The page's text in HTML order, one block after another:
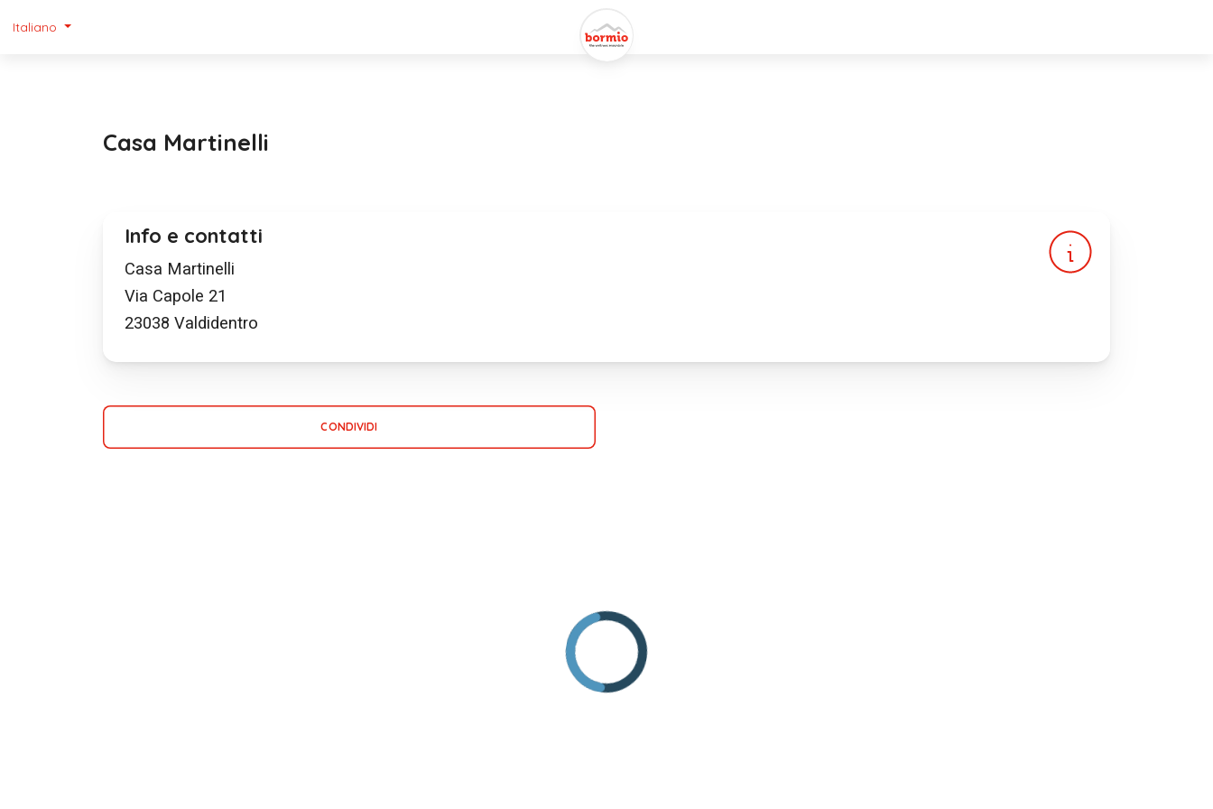
Italiano
Casa Martinelli
Info e contatti
Casa Martinelli
Via Capole 21
23038 Valdidentro
CONDIVIDI